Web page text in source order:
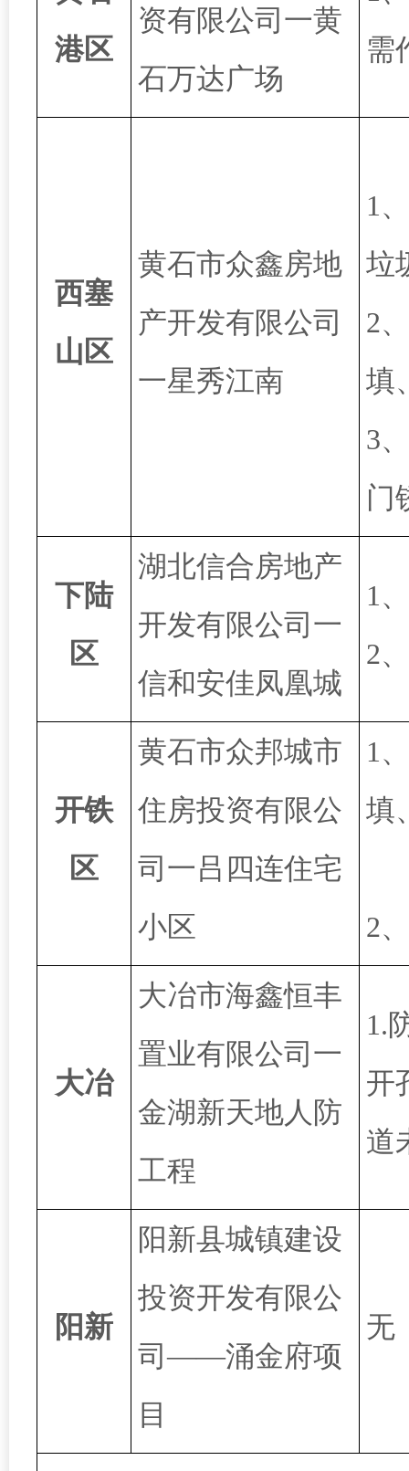
港区
资有限公司一黄
石万达广场
需
西塞
山区
黄石市众鑫房地
产开发有限公司
一星秀江南
1
垃
2
填
3
门
下陆
区
湖北信合房地产
开发有限公司一
信和安佳凤凰城
1
2
开铁
区
黄石市众邦城市
住房投资有限公
司一吕四连住宅
小区
1
2
大冶
大冶市海鑫恒丰
置业有限公司一
金湖新天地人防
工程
1.
开
道
阳新
阳新县城镇建设
投资开发有限公
司——涌金府项
目
无